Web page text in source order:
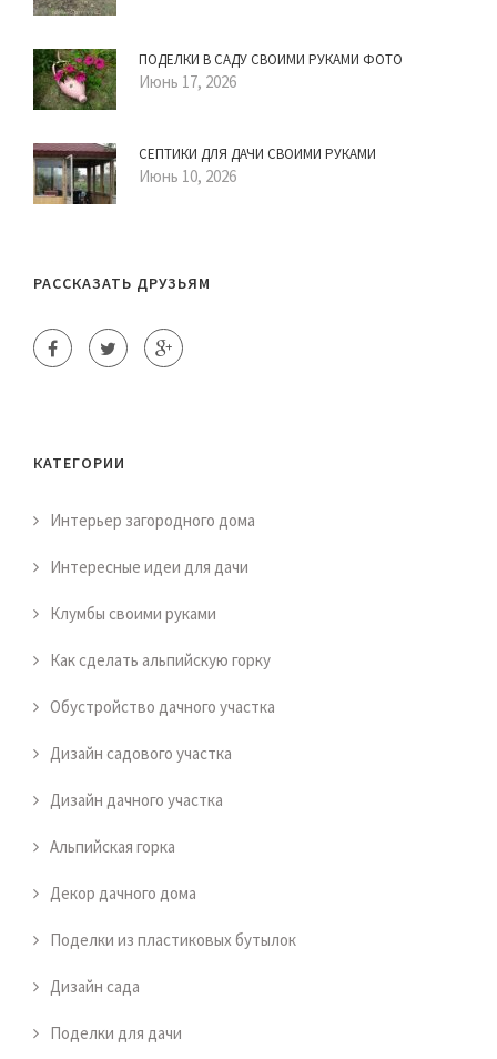
ПОДЕЛКИ В САДУ СВОИМИ РУКАМИ ФОТО
Июнь 17, 2026
СЕПТИКИ ДЛЯ ДАЧИ СВОИМИ РУКАМИ
Июнь 10, 2026
РАССКАЗАТЬ ДРУЗЬЯМ
КАТЕГОРИИ
Интерьер загородного дома
Интересные идеи для дачи
Клумбы своими руками
Как сделать альпийскую горку
Обустройство дачного участка
Дизайн садового участка
Дизайн дачного участка
Альпийская горка
Декор дачного дома
Поделки из пластиковых бутылок
Дизайн сада
Поделки для дачи